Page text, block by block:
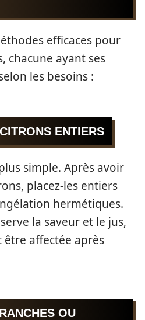
efficaces pour
chacune ayant ses
les besoins :
ENTIERS
simple. Après avoir
placez-les entiers
hermétiques.
la saveur et le jus,
affectée après
OU